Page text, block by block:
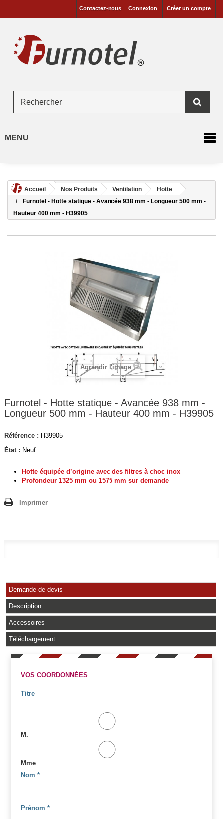
Créer un compte
Connexion
Contactez-nous
MENU
Accueil Nos Produits Ventilation
Hotte
Furnotel - Hotte statique - Avancée 938 mm - Longueur 500 mm -
Hauteur 400 mm - H39905
Agrandir l'image
Furnotel - Hotte statique - Avancée 938 mm -
Longueur 500 mm - Hauteur 400 mm - H39905
Référence : H39905
État : Neuf
Hotte équipée d’origine avec des ﬁltres à choc inox
Profondeur 1325 mm ou 1575 mm sur demande
Imprimer
Demande de devis
Description
Accessoires
Téléchargement
VOS COORDONNÉES
Titre
M.
Mme
Nom *
Prénom *